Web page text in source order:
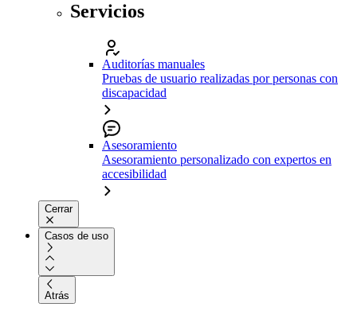
Servicios
Auditorías manuales
Pruebas de usuario realizadas por personas con
discapacidad
Asesoramiento
Asesoramiento personalizado con expertos en
accesibilidad
Cerrar
Casos de uso
Atrás